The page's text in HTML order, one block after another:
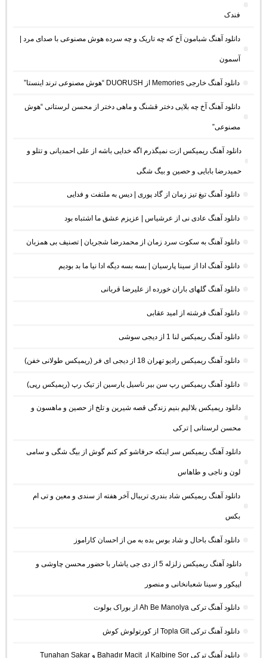
فندک
دانلود آهنگ شبامون آخ که چه تاریک و چه سرده هوش مصنوعی با صدای مرد |
آسمون
دانلود آهنگ خارجی Memories از DUORUSH “هوش مصنوعی ترند اینستا”
دانلود آهنگ آخ چه بلایی دختر قشنگ و ماهی دختر از محسن لرستانی “هوش
مصنوعی”
دانلود آهنگ ریمیکس ازت نمیگذرم اگه خدایی باشه از علی احمدیانی و تتلو و
حمیدرضا بابایی و حصین و بیگ شگی
دانلود آهنگ تیغ تیز زمان از گاد پوری | دیس به ملتفت و فدایی
دانلود آهنگ عادی نی از عرشیاس | عزیزم عشق ما اشتباه بود
دانلود آهنگ به سکوت سرد زمان از محمدرضا شجریان | تصنیف بی همزبان
دانلود آهنگ ادا از سینا پارسیان | بسه بسه دیگه ادا نیا ما بد بودیم
دانلود آهنگ گلهای باران خورده از علیرضا قربانی
دانلود آهنگ فرشته از امید عقابی
دانلود آهنگ ریمیکس لنا 1 از دیجی سوشی
دانلود آهنگ ریمیکس رادیو تهران 18 از دیجی ای فر (ریمیکس طولانی خفن)
دانلود آهنگ ریمیکس رپ سن بیر ناسیل یارسین از تیک رپ (ریمیکس رپی)
دانلود ریمیکس بلالیم بنیم زندگی قصه شیرین و تلخ از حصین و ماهسون و
محسن لرستانی | ترکی
دانلود آهنگ ریمیکس سر اینکه حرفاشو کم کنم گوش از بیگ شگی و سامی
لون و ناجی و طاهاس
دانلود آهنگ ریمیکس شاد بندری تریبال آخر هفته از سندی و معین و تی ام
بکس
دانلود آهنگ باحال و شاد بوس بده به من از احسان کاراموز
دانلود آهنگ ریمیکس زلزله 5 از دی جی یاشار با حضور محسن چاوشی و
اپیکور و سینا شعبانخانی و منصور
دانلود آهنگ ترکی Ah Be Manolya از بوراک بولوت
دانلود آهنگ ترکی Topla Git از کورتولوش کوش
دانلود آهنگ ترکی Kalbine Sor از Bahadır Macit و Tunahan Sakar